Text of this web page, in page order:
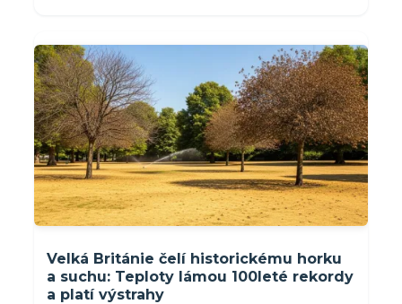
Velká Británie čelí historickému horku
a suchu: Teploty lámou 100leté rekordy
a platí výstrahy